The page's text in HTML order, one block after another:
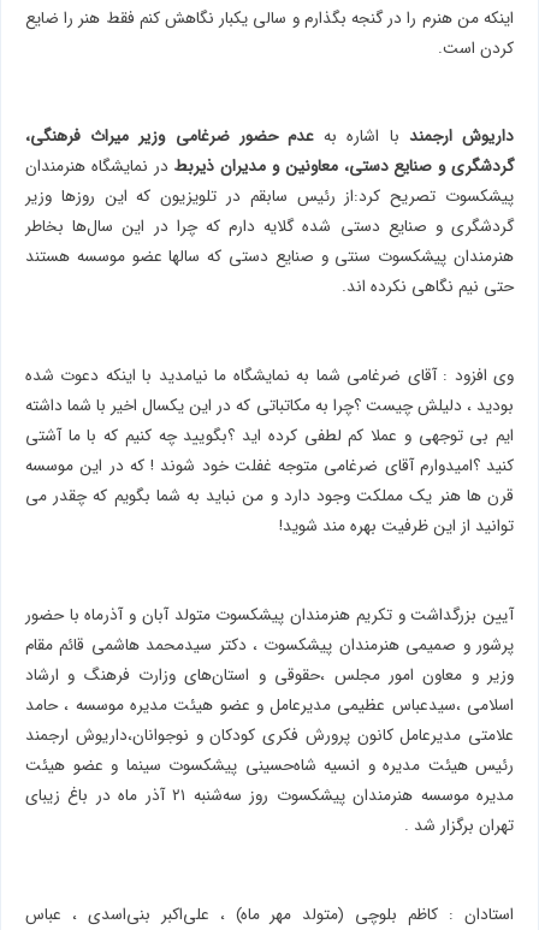
اینکه من هنرم را در گنجه بگذارم و سالی یکبار نگاهش کنم فقط هنر را ضایع
کردن است.
داریوش ارجمند با اشاره بهعدم حضور ضرغامی وزیر میراث فرهنگی،
گردشگری و صنایع دستی، معاونین و مدیران ذیربط در نمایشگاه هنرمندان
پیشکسوت تصریح کرد:از رئیس سابقم در تلویزیون که این روزها وزیر
گردشگری و صنایع دستی شده گلایه دارم که چرا در این سال‌ها بخاطر
هنرمندان پیشکسوت سنتی و صنایع دستی که سالها عضو موسسه هستند
حتی نیم نگاهی نکرده اند.
وی افزود : آقای ضرغامی شما به نمایشگاه ما نیامدید با اینکه دعوت شده
بودید ، دلیلش چیست ؟چرا به مکاتباتی که در این یکسال اخیر با شما داشته
ایم بی توجهی و عملا کم لطفی کرده اید ؟بگویید چه کنیم که با ما آشتی
کنید ؟امیدوارم آقای ضرغامی متوجه غفلت خود شوند ! که در این موسسه
قرن ها هنر یک مملکت وجود دارد و من نباید به شما بگویم که چقدر می
توانید از این ظرفیت بهره مند شوید!
آیین بزرگداشت و تکریم هنرمندان پیشکسوت متولد آبان و آذرماه با حضور
پرشور و صمیمی هنرمندان پیشکسوت ، دکتر سیدمحمد هاشمی قائم مقام
وزیر و معاون امور مجلس ،حقوقی و استان‌های وزارت فرهنگ و ارشاد
اسلامی ،سیدعباس عظیمی مدیرعامل و عضو هیئت مدیره موسسه ، حامد
علامتی مدیرعامل کانون پرورش فکری کودکان و نوجوانان،داریوش ارجمند
رئیس هیئت مدیره و انسیه شاه‌حسینی پیشکسوت سینما و عضو هیئت
مدیره موسسه هنرمندان پیشکسوت روز سه‌شنبه ۲۱ آذر ماه در باغ زیبای
تهران برگزار شد .
استادان : کاظم بلوچی (متولد مهر ماه) ، علی‌اکبر بنی‌اسدی ، عباس